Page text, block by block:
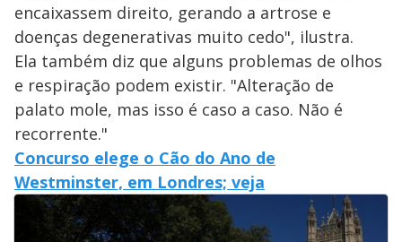
encaixassem direito, gerando a artrose e
doenças degenerativas muito cedo", ilustra.
Ela também diz que alguns problemas de olhos
e respiração podem existir. "Alteração de
palato mole, mas isso é caso a caso. Não é
recorrente."
Concurso elege o Cão do Ano de
Westminster, em Londres; veja